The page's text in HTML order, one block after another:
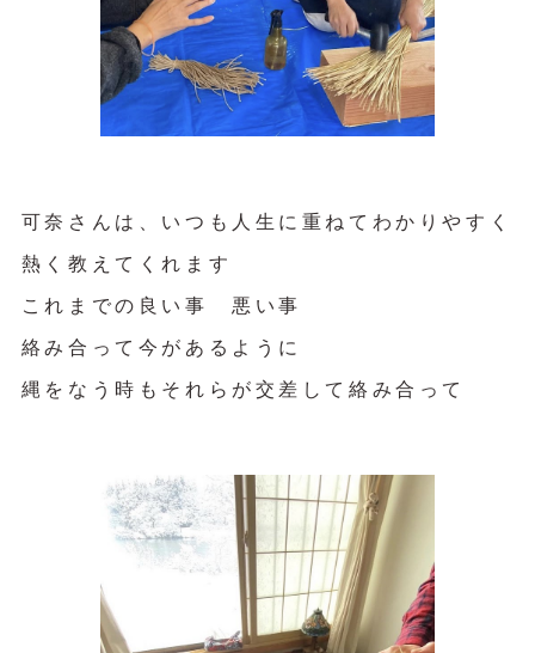
可奈さんは、いつも人生に重ねてわかりやすく
熱く教えてくれます
これまでの良い事 悪い事
絡み合って今があるように
縄をなう時もそれらが交差して絡み合って